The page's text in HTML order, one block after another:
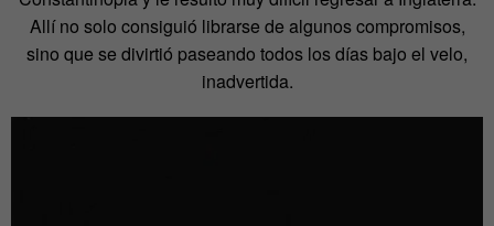
Allí no solo consiguió librarse de algunos compromisos,
sino que se divirtió paseando todos los días bajo el velo,
inadvertida.